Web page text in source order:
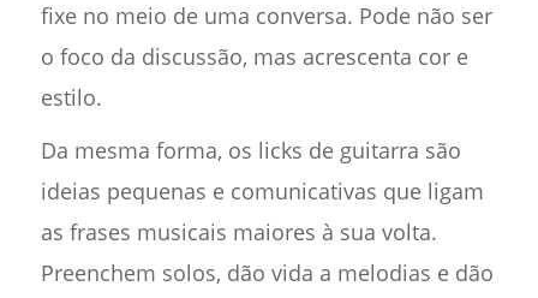
fixe no meio de uma conversa. Pode não ser
o foco da discussão, mas acrescenta cor e
estilo.
Da mesma forma, os licks de guitarra são
ideias pequenas e comunicativas que ligam
as frases musicais maiores à sua volta.
Preenchem solos, dão vida a melodias e dão